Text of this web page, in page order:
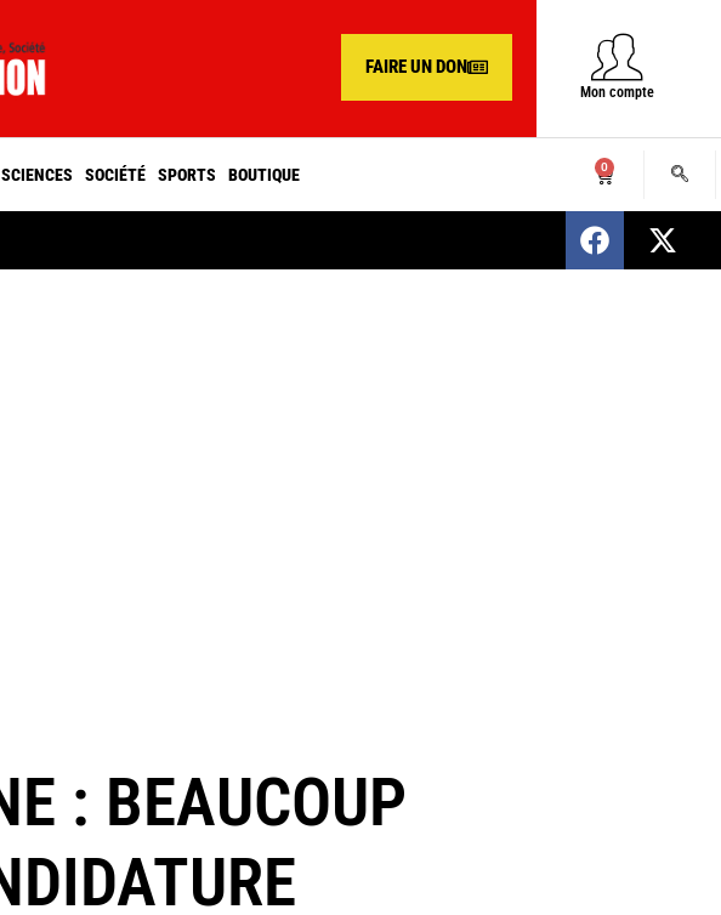
FAIRE UN DON
Mon compte
SCIENCES SOCIÉTÉ SPORTS BOUTIQUE 0
SENEGAL : Nomination d’un nouveau
: BEAUCOUP